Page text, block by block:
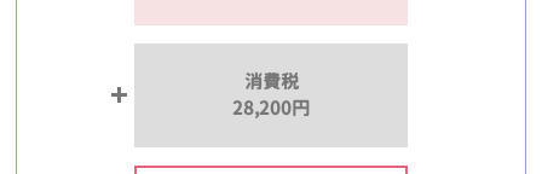
消費税
28,200円